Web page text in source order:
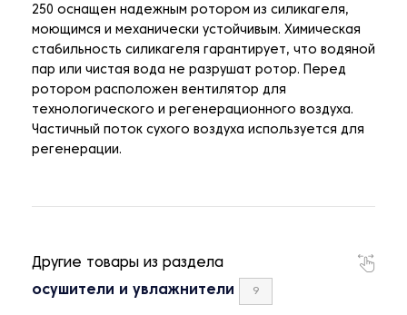
250 оснащен надежным ротором из силикагеля,
моющимся и механически устойчивым. Химическая
стабильность силикагеля гарантирует, что водяной
пар или чистая вода не разрушат ротор. Перед
ротором расположен вентилятор для
технологического и регенерационного воздуха.
Частичный поток сухого воздуха используется для
регенерации.
Другие товары из раздела
осушители и увлажнители 9